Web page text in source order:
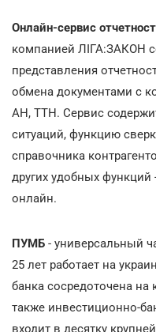
Онлайн-сервис
компанией ЛІГА:ЗАКОН
представления
обмена документами с
АН, ТТН. Сервис
ситуаций, функцию
справочника
других удобных
онлайн.
ПУМБ - универсальный
25 лет работает на
банка сосредоточена
также инвестиционно-
входит в десятку